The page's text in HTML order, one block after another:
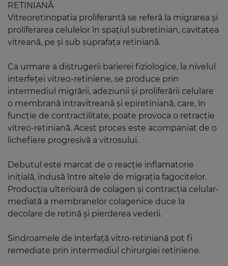
RETINIANĂ
Vitreoretinopatia proliferantă se referă la migrarea și
proliferarea celulelor în spațiul subretinian, cavitatea
vitreană, pe și sub suprafața retiniană.
Ca urmare a distrugerii barierei fiziologice, la nivelul
interfeței vitreo-retiniene, se produce prin
intermediul migrării, adeziunii și proliferării celulare
o membrană intravitreană și epiretiniană, care, în
funcție de contractilitate, poate provoca o retracție
vitreo-retiniană. Acest proces este acompaniat de o
lichefiere progresivă a vitrosului.
Debutul este marcat de o reacție inflamatorie
inițială, indusă între altele de migrația fagocitelor.
Producția ulterioară de colagen și contracția celular-
mediată a membranelor colagenice duce la
decolare de retină și pierderea vederii.
Sindroamele de interfață vitro-retiniană pot fi
remediate prin intermediul chirurgiei retiniene.